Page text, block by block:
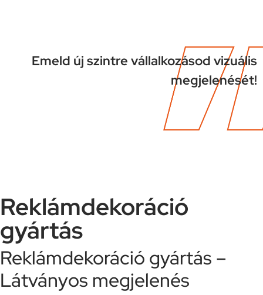
Emeld új szintre vállalkozásod vizuális
megjelenését!
Reklámdekoráció
gyártás
Reklámdekoráció gyártás –
Látványos megjelenés